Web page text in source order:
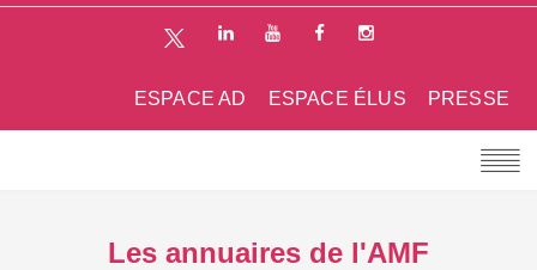
PRESSE
ESPACE ÉLUS
ESPACE AD
Les annuaires de l'AMF